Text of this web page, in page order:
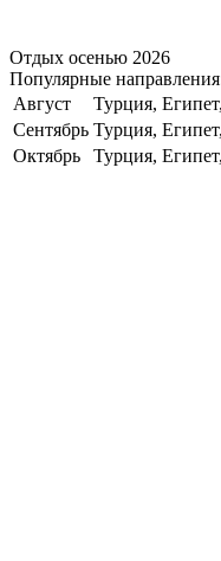
Отдых осенью 2026
Популярные
Август
Турция,
Сентябрь Турция,
Октябрь
Турция,